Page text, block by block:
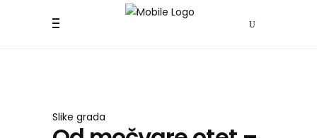
Slike grada